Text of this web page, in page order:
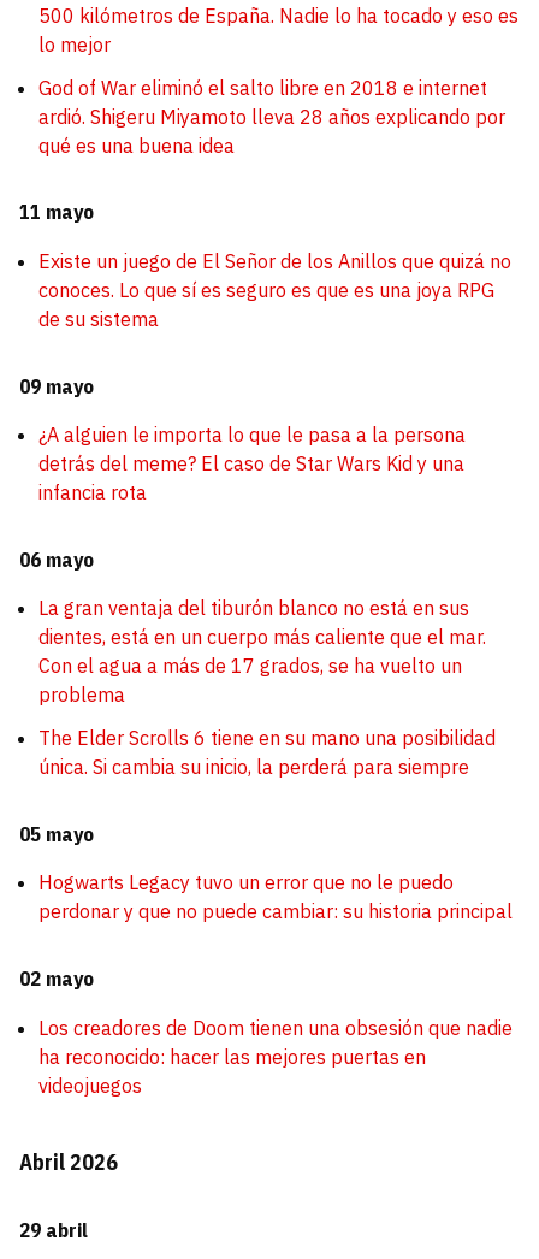
500 kilómetros de España. Nadie lo ha tocado y eso es
lo mejor
God of War eliminó el salto libre en 2018 e internet
ardió. Shigeru Miyamoto lleva 28 años explicando por
qué es una buena idea
11 mayo
Existe un juego de El Señor de los Anillos que quizá no
conoces. Lo que sí es seguro es que es una joya RPG
de su sistema
09 mayo
¿A alguien le importa lo que le pasa a la persona
detrás del meme? El caso de Star Wars Kid y una
infancia rota
06 mayo
La gran ventaja del tiburón blanco no está en sus
dientes, está en un cuerpo más caliente que el mar.
Con el agua a más de 17 grados, se ha vuelto un
problema
The Elder Scrolls 6 tiene en su mano una posibilidad
única. Si cambia su inicio, la perderá para siempre
05 mayo
Hogwarts Legacy tuvo un error que no le puedo
perdonar y que no puede cambiar: su historia principal
02 mayo
Los creadores de Doom tienen una obsesión que nadie
ha reconocido: hacer las mejores puertas en
videojuegos
Abril 2026
29 abril